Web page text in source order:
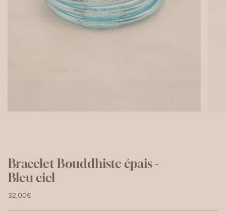
Bracelet Bouddhiste épais -
Bleu ciel
32,00€